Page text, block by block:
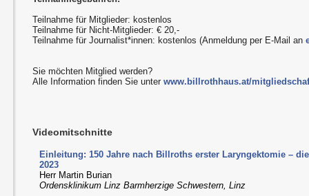
Teilnahme für Mitglieder: kostenlos
Teilnahme für Nicht-Mitglieder: € 20,-
Teilnahme für Journalist*innen: kostenlos (Anmeldung per E-Mail an
Sie möchten Mitglied werden?
Alle Information finden Sie unterwww.billrothhaus.at/
Videomitschnitte
Einleitung: 150 Jahre nach Billroths erster Laryngektomie –
2023
Herr Martin Burian
Ordensklinikum Linz Barmherzige Schwestern, Linz